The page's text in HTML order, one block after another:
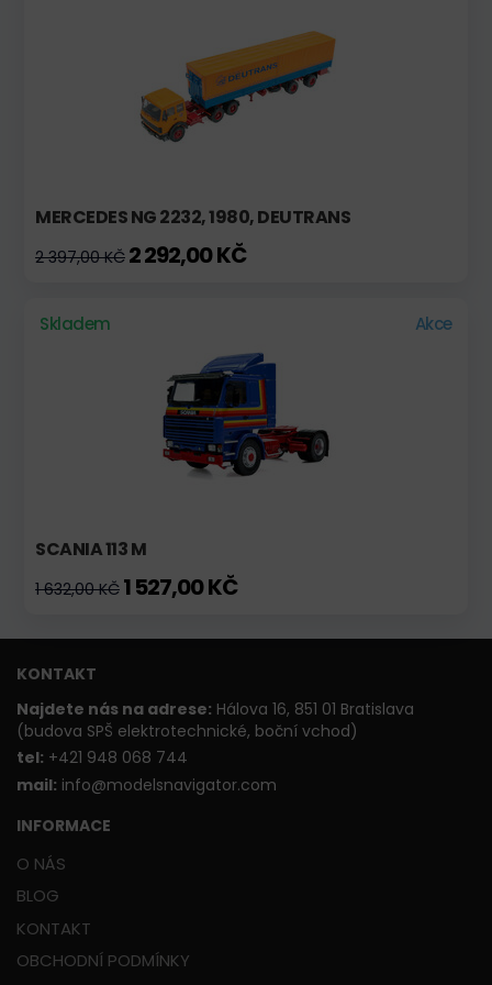
MERCEDES NG 2232, 1980, DEUTRANS
2 397,00 KČ 2 292,00 KČ
Skladem Akce
SCANIA 113 M
1 632,00 KČ 1 527,00 KČ
KONTAKT
Najdete nás na adrese: Hálova 16, 851 01 Bratislava
(budova SPŠ elektrotechnické, boční vchod)
tel: +421 948 068 744
mail: info@modelsnavigator.com
INFORMACE
O NÁS
BLOG
KONTAKT
OBCHODNÍ PODMÍNKY